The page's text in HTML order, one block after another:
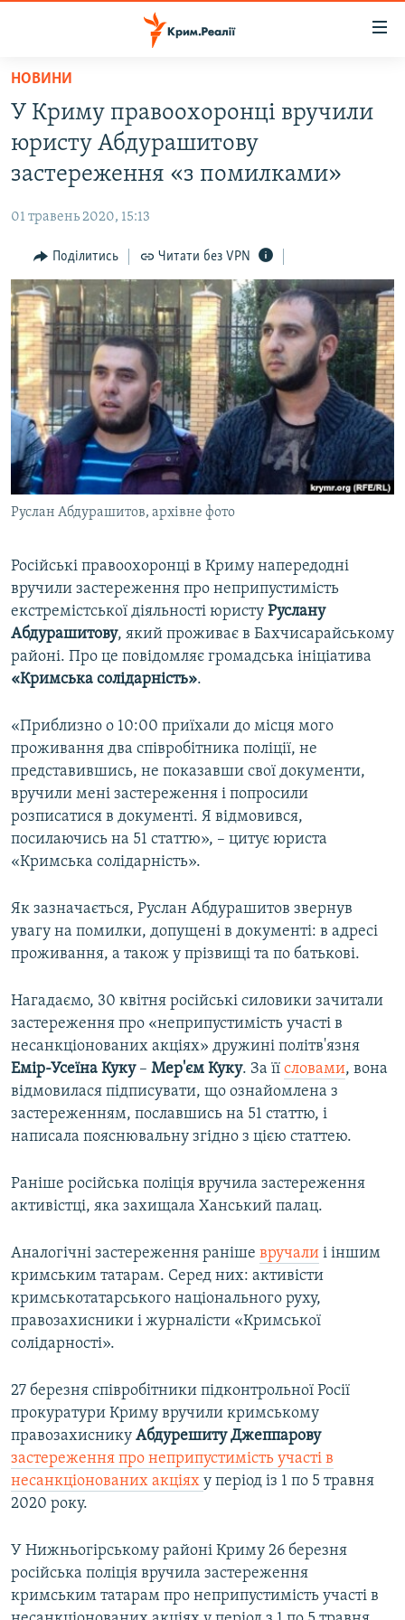
Перейти
основного
матеріалу
Перейти
до
основної
навігації
Перейти
до
пошуку
ВОДА.КРИМ
ВІДЕО ТА ФОТО
БЛОГИ
ПОГЛЯД
ІНТЕРВ'Ю
ВСЕ ЗА ДЕНЬ
СПЕЦПРОЕКТИ
ДЕПОРТАЦІЯ
ВІДЕОУРОКИ «ELIFBE»
СВІДЧЕННЯ ОКУПАЦІЇ
УКРАЇНСЬКА ПРОБЛЕМА КРИМУ
ІНФОГРАФІКА
ЯК ОБІЙТИ БЛОКУВАННЯ
Русский
Qırımtatar
ДОЛУЧАЙСЯ!
Усі сайти RFE/RL
НОВИНИ
У Криму правоохоронці вручили
юристу Абдурашитову
застереження «з помилками»
01 травень 2020, 15:13
Поділитись Читати без VPN
Руслан Абдурашитов, архівне фото
Російські правоохоронці в Криму напередодні
вручили застереження про неприпустимість
екстремістської діяльності юристу Руслану
Абдурашитову, який проживає в Бахчисарайському
районі. Про це повідомляє громадська ініціатива
«Кримська солідарність».
«Приблизно о 10:00 приїхали до місця мого
проживання два співробітника поліції, не
представившись, не показавши свої документи,
вручили мені застереження і попросили
розписатися в документі. Я відмовився,
посилаючись на 51 статтю», – цитує юриста
«Кримська солідарність».
Як зазначається, Руслан Абдурашитов звернув
увагу на помилки, допущені в документі: в адресі
проживання, а також у прізвищі та по батькові.
Нагадаємо, 30 квітня російські силовики зачитали
застереження про «неприпустимість участі в
несанкціонованих акціях» дружині політв'язня
Емір-Усеїна Куку– Мер'єм Куку. За її словами, вона
відмовилася підписувати, що ознайомлена з
застереженням, пославшись на 51 статтю, і
написала пояснювальну згідно з цією статтею.
Раніше російська поліція вручила застереження
активістці, яка захищала Ханський палац.
Аналогічні застереження раніше вручали і іншим
кримським татарам. Серед них: активісти
кримськотатарського національного руху,
правозахисники і журналісти «Кримської
солідарності».
27 березня співробітники підконтрольної Росії
прокуратури Криму вручили кримському
правозахиснику Абдурешиту Джеппарову
застереження про неприпустимість участі в
несанкціонованих акціях у період із 1 по 5 травня
2020 року.
У Нижньогірському районі Криму 26 березня
російська поліція вручила застереження
кримським татарам про неприпустимість участі в